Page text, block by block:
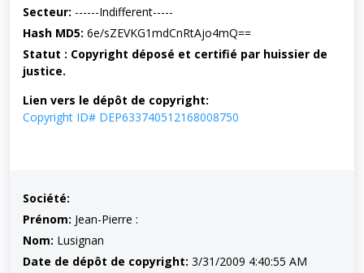
Secteur: ------Indifferent-----
Hash MD5: 6e/sZEVKG1mdCnRtAjo4mQ==
Statut : Copyright déposé et certifié par huissier de
justice.
Lien vers le dépôt de copyright:
Copyright ID# DEP633740512168008750
Société:
Prénom: Jean-Pierre :
Nom: Lusignan
Date de dépôt de copyright: 3/31/2009 4:40:55 AM